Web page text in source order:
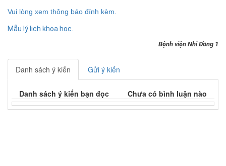
Vui lòng xem thông báo đính kèm.
Mẫu lý lịch khoa học.
Bệnh viện Nhi Đồng 1